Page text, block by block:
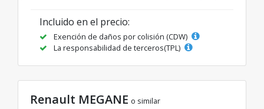
Incluido en el precio:
Exención de daños por colisión (CDW)
La responsabilidad de terceros(TPL)
Renault MEGANE o similar